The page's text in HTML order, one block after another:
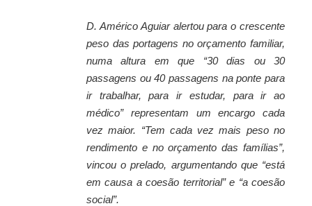
D. Américo Aguiar alertou para o crescente
peso das portagens no orçamento familiar,
numa altura em que “30 dias ou 30
passagens ou 40 passagens na ponte para
ir trabalhar, para ir estudar, para ir ao
médico” representam um encargo cada
vez maior. “Tem cada vez mais peso no
rendimento e no orçamento das famílias”,
vincou o prelado, argumentando que “está
em causa a coesão territorial” e “a coesão
social”.